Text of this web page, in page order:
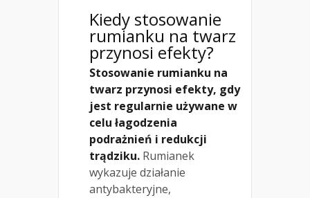
Kiedy stosowanie
rumianku na twarz
przynosi efekty?
Stosowanie rumianku na
twarz przynosi efekty, gdy
jest regularnie używane w
celu łagodzenia
podrażnień i redukcji
trądziku. Rumianek
wykazuje działanie
antybakteryjne,